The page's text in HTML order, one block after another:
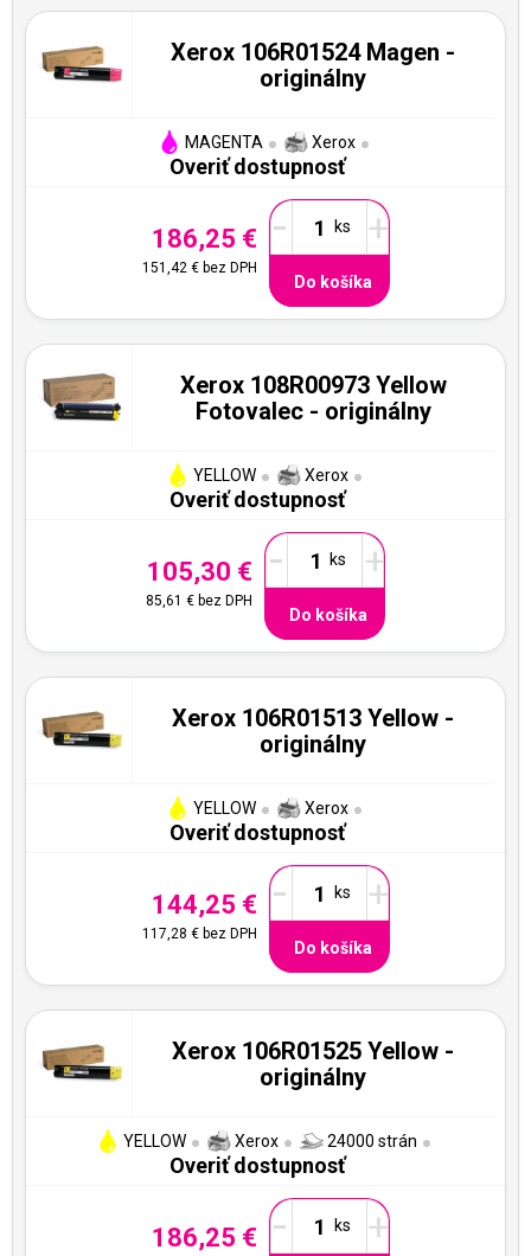
Xerox 106R01524 Magen -
originálny
MAGENTA Xerox
Overiť dostupnosť
186,25 €
151,42 €bez DPH
- +
Do košíka
Xerox 108R00973 Yellow
Fotovalec - originálny
YELLOW Xerox
Overiť dostupnosť
105,30 €
85,61 € bez DPH
- +
Do košíka
Xerox 106R01513 Yellow -
originálny
YELLOW Xerox
Overiť dostupnosť
144,25 €
117,28 €bez DPH
- +
Do košíka
Xerox 106R01525 Yellow -
originálny
YELLOW Xerox 24000 strán
Overiť dostupnosť
186,25 € - +